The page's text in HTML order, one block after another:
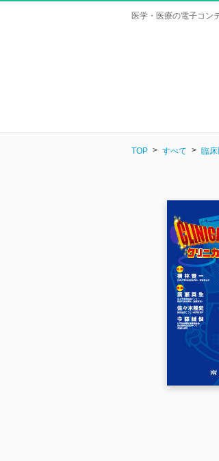
医学・医療の電子コン
TOP すべて 臨床